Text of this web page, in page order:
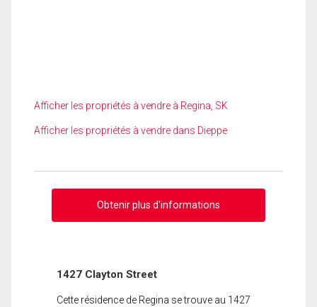
Afficher les propriétés à vendre à Regina, SK
Afficher les propriétés à vendre dans Dieppe
Obtenir plus d'informations
1427 Clayton Street
Cette résidence de Regina se trouve au 1427